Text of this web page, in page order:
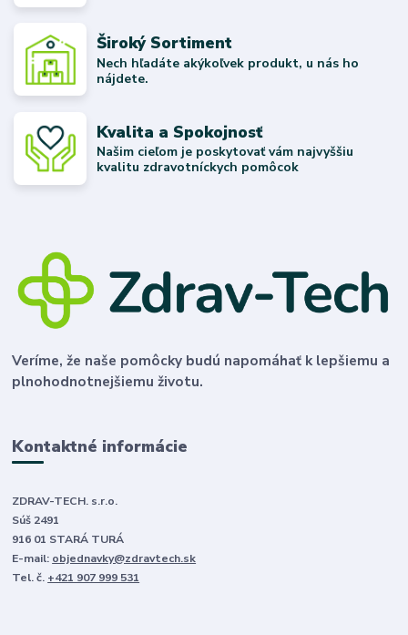
Široký Sortiment
Nech hľadáte akýkoľvek produkt, u nás ho
nájdete.
Kvalita a Spokojnosť
Našim cieľom je poskytovať vám najvyššiu
kvalitu zdravotníckych pomôcok
Veríme, že naše pomôcky budú napomáhať k lepšiemu a
plnohodnotnejšiemu životu.
Kontaktné informácie
ZDRAV-TECH. s.r.o.
Súš 2491
916 01 STARÁ TURÁ
E-mail: objednavky@zdravtech.sk
Tel. č. +421 907 999 531